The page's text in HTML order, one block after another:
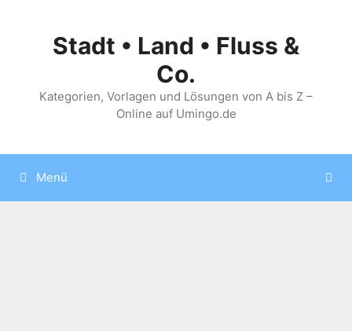
springenStadt • Land • Fluss &
Co.
Kategorien, Vorlagen und Lösungen von A bis Z –
Online auf Umingo.de
Menü